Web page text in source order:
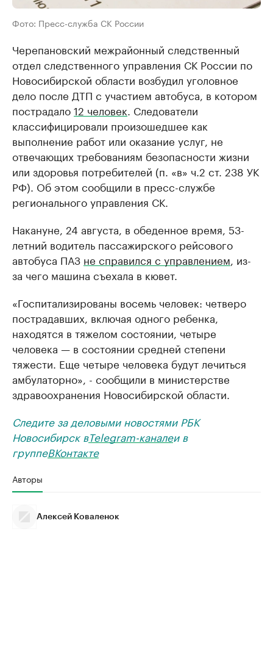
Фото: Пресс-служба СК России
Черепановский межрайонный следственный
отдел следственного управления СК России по
Новосибирской области возбудил уголовное
дело после ДТП с участием автобуса, в котором
пострадало12 человек. Следователи
классифицировали произошедшее как
выполнение работ или оказание услуг, не
отвечающих требованиям безопасности жизни
или здоровья потребителей (п. «в» ч.2 ст. 238 УК
РФ). Об этом сообщили в пресс-службе
регионального управления СК.
Накануне, 24 августа, в обеденное время, 53-
летний водитель пассажирского рейсового
автобуса ПАЗ не справился с управлением, из-
за чего машина съехала в кювет.
«Госпитализированы восемь человек: четверо
пострадавших, включая одного ребенка,
находятся в тяжелом состоянии, четыре
человека — в состоянии средней степени
тяжести. Еще четыре человека будут лечиться
амбулаторно», - сообщили в министерстве
здравоохранения Новосибирской области.
Следите за деловыми новостями РБК
Новосибирск вTelegram-каналеи в
группеВКонтакте
Авторы
Алексей Коваленок